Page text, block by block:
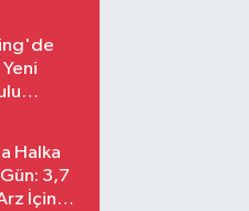
Halka
3,7
İçin